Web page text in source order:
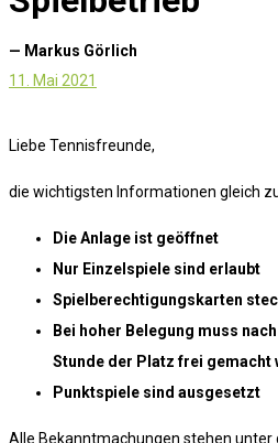
— Markus Görlich
11. Mai 2021
Liebe Tennisfreunde,
die wichtigsten Informationen gleich
Die Anlage ist geöffnet
Nur Einzelspiele sind erlaubt
Spielberechtigungskarten
Bei hoher Belegung muss
Stunde der Platz frei gemacht
Punktspiele sind ausgesetzt
Alle Bekanntmachungen stehen